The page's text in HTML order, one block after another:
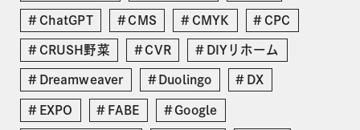
ChatGPT CMS CMYK CPC
CRUSH野菜 CVR DIYリホーム
Dreamweaver Duolingo DX
EXPO FABE Google